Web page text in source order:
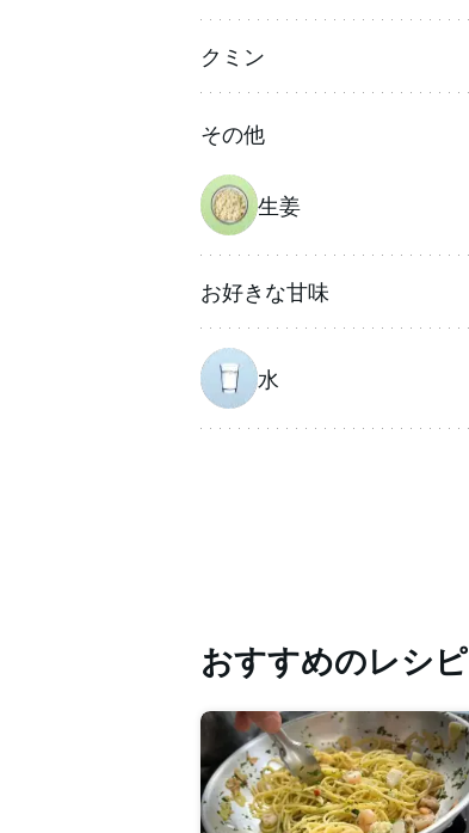
クミン
その他
生姜
お好きな甘味
水
おすすめのレシピ